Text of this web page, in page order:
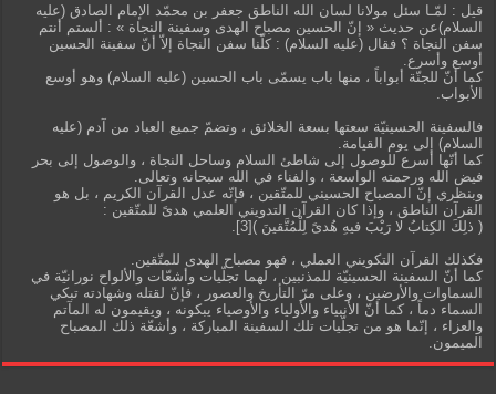
قيل : لمّـا سئل مولانا لسان الله الناطق جعفر بن محمّد الإمام الصادق (عليه
السلام)عن حديث « إنّ الحسين مصباح الهدى وسفينة النجاة » : ألستم أنتم
سفن النجاة ؟ فقال (عليه السلام) : كلّنا سفن النجاة إلاّ أنّ سفينة الحسين
أوسع وأسرع.
كما أنّ للجنّة أبواباً ، منها باب يسمّى باب الحسين (عليه السلام) وهو أوسع
الأبواب.
فالسفينة الحسينيّة سعتها بسعة الخلائق ، وتضمّ جميع العباد من آدم (عليه
السلام) إلى يوم القيامة.
كما أنّها أسرع للوصول إلى شاطئ السلام وساحل النجاة ، والوصول إلى بحر
فيض الله ورحمته الواسعة ، والفناء في الله سبحانه وتعالى.
وبنظري إنّ المصباح الحسيني للمتّقين ، فإنّه عدل القرآن الكريم ، بل هو
القرآن الناطق ، وإذا كان القرآن التدويني العلمي هدىً للمتّقين :
( ذلِكَ الكِتابُ لا رَيْبَ فيهِ هُدىً لِلْمُتَّقينَ )[3].
فكذلك القرآن التكويني العملي ، فهو مصباح الهدى للمتّقين.
كما أنّ السفينة الحسينيّة للمذنبين ، لهما تجلّيات وأشعّات والألواح نورانيّة في
السماوات والأرضين ، وعلى مرّ التأريخ والعصور ، فإنّ لقتله وشهادته تبكي
السماء دماً ، كما أنّ الأنبياء والأولياء والأوصياء يبكونه ، ويقيمون له المآتم
والعزاء ، إنّما هو من تجلّيات تلك السفينة المباركة ، وأشعّة ذلك المصباح
الميمون.